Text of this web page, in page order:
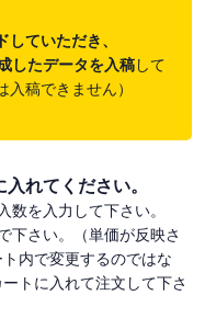
ていただき、
たデータを入稿して
稿できません）
れてください。
を入力して下さい。
下さい。（単価が反映さ
内で変更するのではな
トに入れて注文して下さ